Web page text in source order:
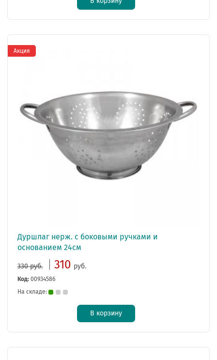
Дуршлаг нерж. с боковыми ручками и
основанием 24см
330 руб. 310 руб.
Код: 00934586
На складе:
В корзину
Акция